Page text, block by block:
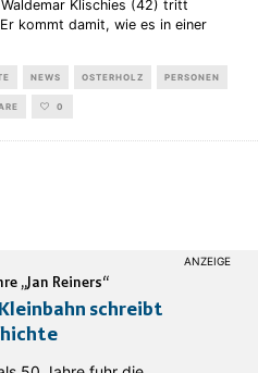
Klischies (42) tritt
kommt damit, wie es in einer
NEWS OSTERHOLZ PERSONEN
0
„Jan Reiners“
schreibt